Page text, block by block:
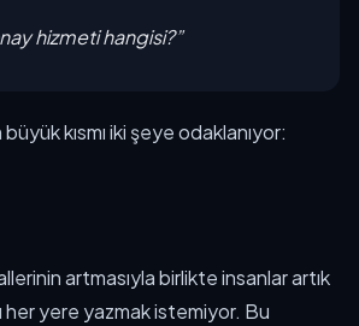
hizmeti hangisi?”
büyük kısmı iki şeye odaklanıyor:
artmasıyla birlikte insanlar artık
her yere yazmak istemiyor. Bu